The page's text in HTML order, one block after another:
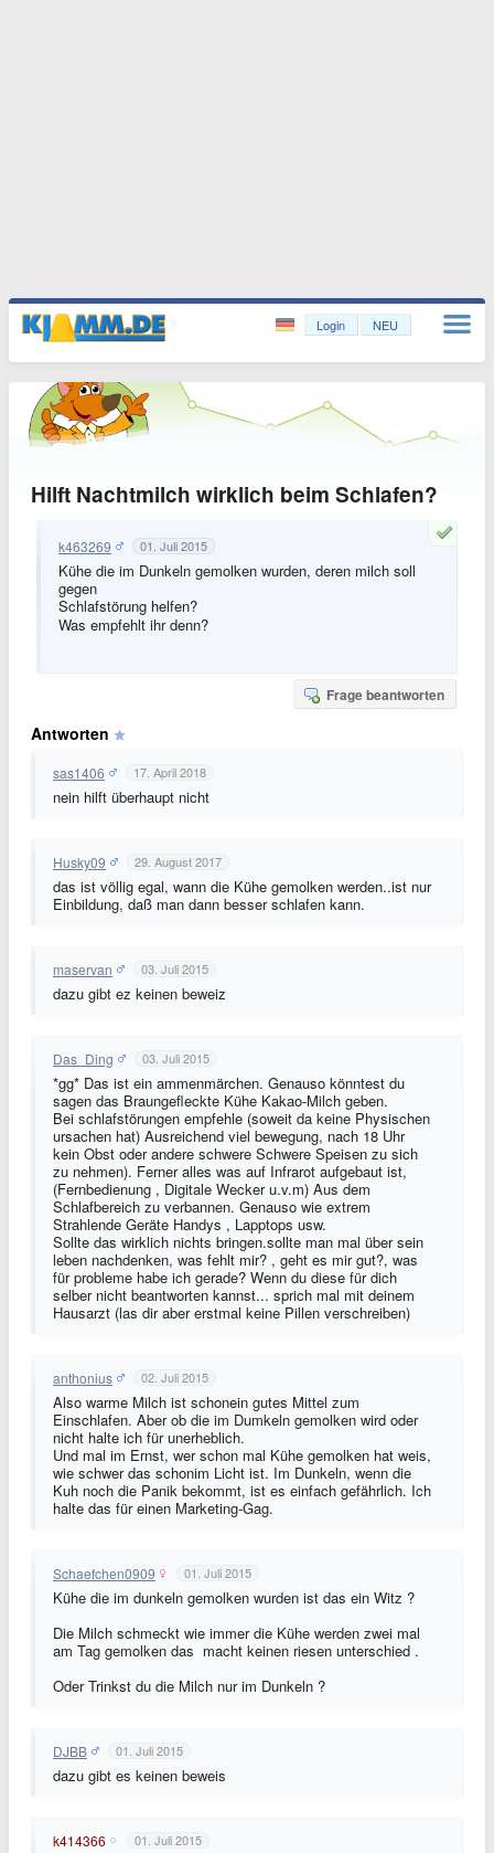
Login NEU
Hilft Nachtmilch wirklich beim Schlafen?
k463269 01. Juli 2015
Kühe die im Dunkeln gemolken wurden, deren milch soll
gegen
Schlafstörung helfen?
Was empfehlt ihr denn?
Frage beantworten
Antworten
sas1406 17. April 2018
nein hilft überhaupt nicht
Husky09 29. August 2017
das ist völlig egal, wann die Kühe gemolken werden..ist nur
Einbildung, daß man dann besser schlafen kann.
maservan 03. Juli 2015
dazu gibt ez keinen beweiz
Das_Ding 03. Juli 2015
*gg* Das ist ein ammenmärchen. Genauso könntest du
sagen das Braungefleckte Kühe Kakao-Milch geben.
Bei schlafstörungen empfehle (soweit da keine Physischen
ursachen hat) Ausreichend viel bewegung, nach 18 Uhr
kein Obst oder andere schwere Schwere Speisen zu sich
zu nehmen). Ferner alles was auf Infrarot aufgebaut ist,
(Fernbedienung , Digitale Wecker u.v.m) Aus dem
Schlafbereich zu verbannen. Genauso wie extrem
Strahlende Geräte Handys , Lapptops usw.
Sollte das wirklich nichts bringen.sollte man mal über sein
leben nachdenken, was fehlt mir? , geht es mir gut?, was
für probleme habe ich gerade? Wenn du diese für dich
selber nicht beantworten kannst... sprich mal mit deinem
Hausarzt (las dir aber erstmal keine Pillen verschreiben)
anthonius 02. Juli 2015
Also warme Milch ist schonein gutes Mittel zum
Einschlafen. Aber ob die im Dumkeln gemolken wird oder
nicht halte ich für unerheblich.
Und mal im Ernst, wer schon mal Kühe gemolken hat weis,
wie schwer das schonim Licht ist. Im Dunkeln, wenn die
Kuh noch die Panik bekommt, ist es einfach gefährlich. Ich
halte das für einen Marketing-Gag.
Schaefchen0909 01. Juli 2015
Kühe die im dunkeln gemolken wurden ist das ein Witz ?
Die Milch schmeckt wie immer die Kühe werden zwei mal
am Tag gemolken das macht keinen riesen unterschied .
Oder Trinkst du die Milch nur im Dunkeln ?
DJBB 01. Juli 2015
dazu gibt es keinen beweis
k414366 01. Juli 2015